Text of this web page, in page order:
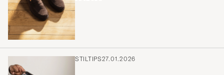
STILTIPS27.01.2026